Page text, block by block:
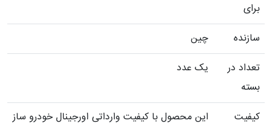
برای
سازنده
چین
تعداد در
بسته
یک عدد
کیفیت
این محصول با کیفیت وارداتی اورجینال خودرو ساز